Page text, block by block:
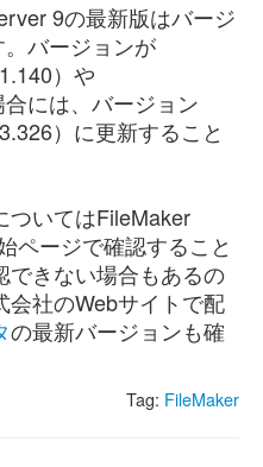
9の最新版はバージ
バージョンが
）や
には、バージョン
）に更新すること
ついてはFileMaker
ページで確認すること
できない場合もあるの
会社のWebサイトで配
の最新バージョンも確
Tag: FileMaker